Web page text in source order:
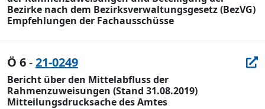
Bezirke nach dem Bezirksverwaltungsgesetz (BezVG)
Empfehlungen der Fachausschüsse
Ö 6-21-0249
Bericht über den Mittelabfluss der
Rahmenzuweisungen (Stand 31.08.2019)
Mitteilungsdrucksache des Amtes